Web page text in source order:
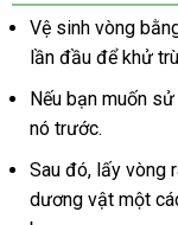
dài
thời
gian
-
DDM
Energy
Ring
Vệ sinh vòng
lần đầu thanh
toán
để khử
giá
bán
lẻ
Nếu bạn muốn
nó trước.
Sau đóthảo
luận
, lấy vòng
dương vật một